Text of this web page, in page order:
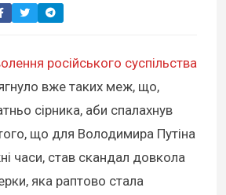
російського суспільства
вже таких меж, що,
сірника, аби спалахнув
що для Володимира Путіна
часи, став скандал довкола
яка раптово стала